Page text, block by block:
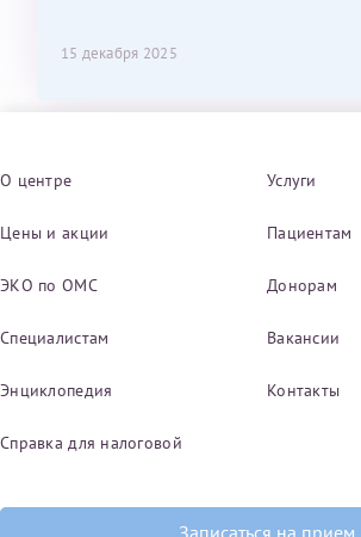
15 декабря 2025
О центре Услуги
Цены и акции Пациентам
ЭКО по ОМС Донорам
Специалистам Вакансии
Энциклопедия Контакты
Справка для налоговой
Записаться на прием